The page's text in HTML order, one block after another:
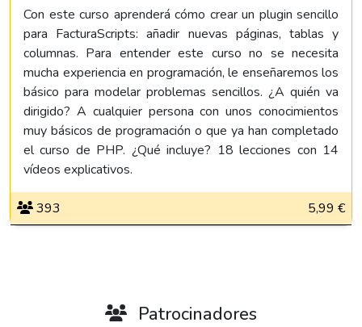
Con este curso aprenderá cómo crear un plugin sencillo
para FacturaScripts: añadir nuevas páginas, tablas y
columnas. Para entender este curso no se necesita
mucha experiencia en programación, le enseñaremos los
básico para modelar problemas sencillos. ¿A quién va
dirigido? A cualquier persona con unos conocimientos
muy básicos de programación o que ya han completado
el curso de PHP. ¿Qué incluye? 18 lecciones con 14
vídeos explicativos.
393 5,99 €
Patrocinadores